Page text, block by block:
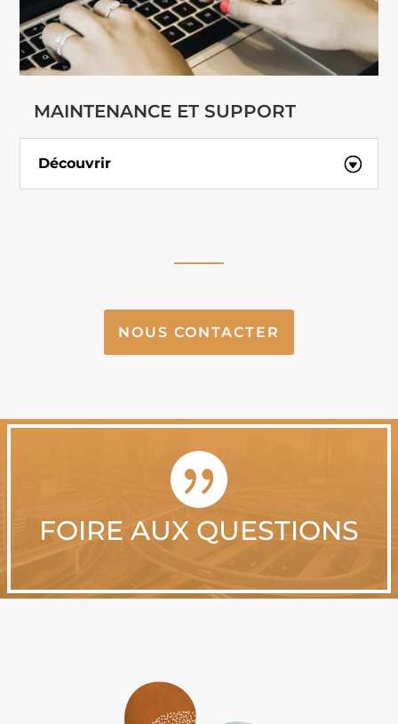
MAINTENANCE ET SUPPORT
Découvrir
NOUS CONTACTER

FOIRE AUX QUESTIONS